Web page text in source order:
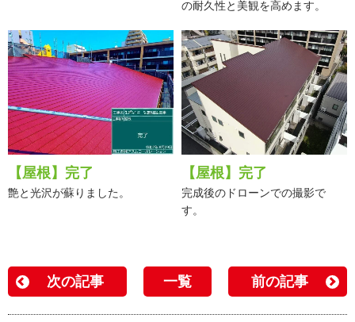
の耐久性と美観を高めます。
【屋根】完了
艶と光沢が蘇りました。
【屋根】完了
完成後のドローンでの撮影で
す。
次の記事 一覧 前の記事